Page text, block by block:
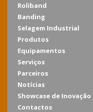
Roliband
Banding
Selagem Industrial
Produtos
Equipamentos
Serviços
Parceiros
Notícias
Showcase de Inovação
Contactos